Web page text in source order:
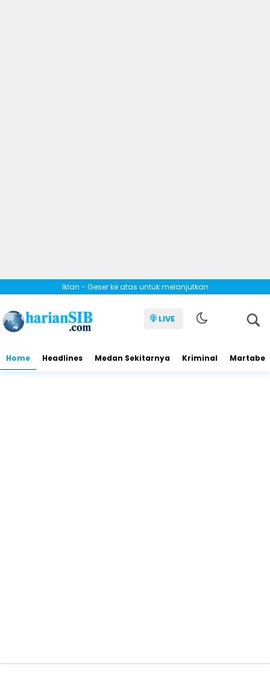
Iklan - Geser ke atas untuk melanjutkan
LIVE
Home Headlines Medan Sekitarnya Kriminal Martabe